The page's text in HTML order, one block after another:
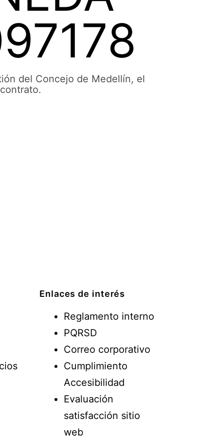
del Concejo de Medellín, el
Enlaces de interés
Reglamento interno
PQRSD
Correo corporativo
Cumplimiento
Accesibilidad
Evaluación
satisfacción sitio
web